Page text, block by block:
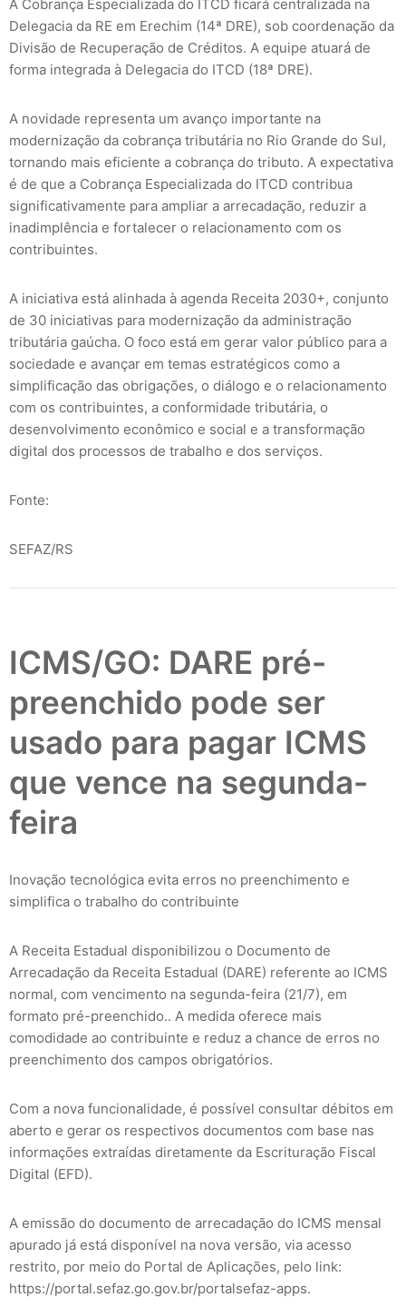
A Cobrança Especializada do ITCD ficará centralizada na
Delegacia da RE em Erechim (14ª DRE), sob coordenação da
Divisão de Recuperação de Créditos. A equipe atuará de
forma integrada à Delegacia do ITCD (18ª DRE).
A novidade representa um avanço importante na
modernização da cobrança tributária no Rio Grande do Sul,
tornando mais eficiente a cobrança do tributo. A expectativa
é de que a Cobrança Especializada do ITCD contribua
significativamente para ampliar a arrecadação, reduzir a
inadimplência e fortalecer o relacionamento com os
contribuintes.
A iniciativa está alinhada à agenda Receita 2030+, conjunto
de 30 iniciativas para modernização da administração
tributária gaúcha. O foco está em gerar valor público para a
sociedade e avançar em temas estratégicos como a
simplificação das obrigações, o diálogo e o relacionamento
com os contribuintes, a conformidade tributária, o
desenvolvimento econômico e social e a transformação
digital dos processos de trabalho e dos serviços.
Fonte:
SEFAZ/RS
ICMS/GO: DARE pré-
preenchido pode ser
usado para pagar ICMS
que vence na segunda-
feira
Inovação tecnológica evita erros no preenchimento e
simplifica o trabalho do contribuinte
A Receita Estadual disponibilizou o Documento de
Arrecadação da Receita Estadual (DARE) referente ao ICMS
normal, com vencimento na segunda-feira (21/7), em
formato pré-preenchido.. A medida oferece mais
comodidade ao contribuinte e reduz a chance de erros no
preenchimento dos campos obrigatórios.
Com a nova funcionalidade, é possível consultar débitos em
aberto e gerar os respectivos documentos com base nas
informações extraídas diretamente da Escrituração Fiscal
Digital (EFD).
A emissão do documento de arrecadação do ICMS mensal
apurado já está disponível na nova versão, via acesso
restrito, por meio do Portal de Aplicações, pelo link:
https://portal.sefaz.go.gov.br/portalsefaz-apps.